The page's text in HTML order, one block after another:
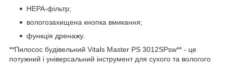
HEPA-фільтр;
вологозахищена кнопка вмикання;
функція дренажу.
**Пилосос будівельний Vitals Master PS 3012SPsw** - це
потужний і універсальний інструмент для сухого та вологого